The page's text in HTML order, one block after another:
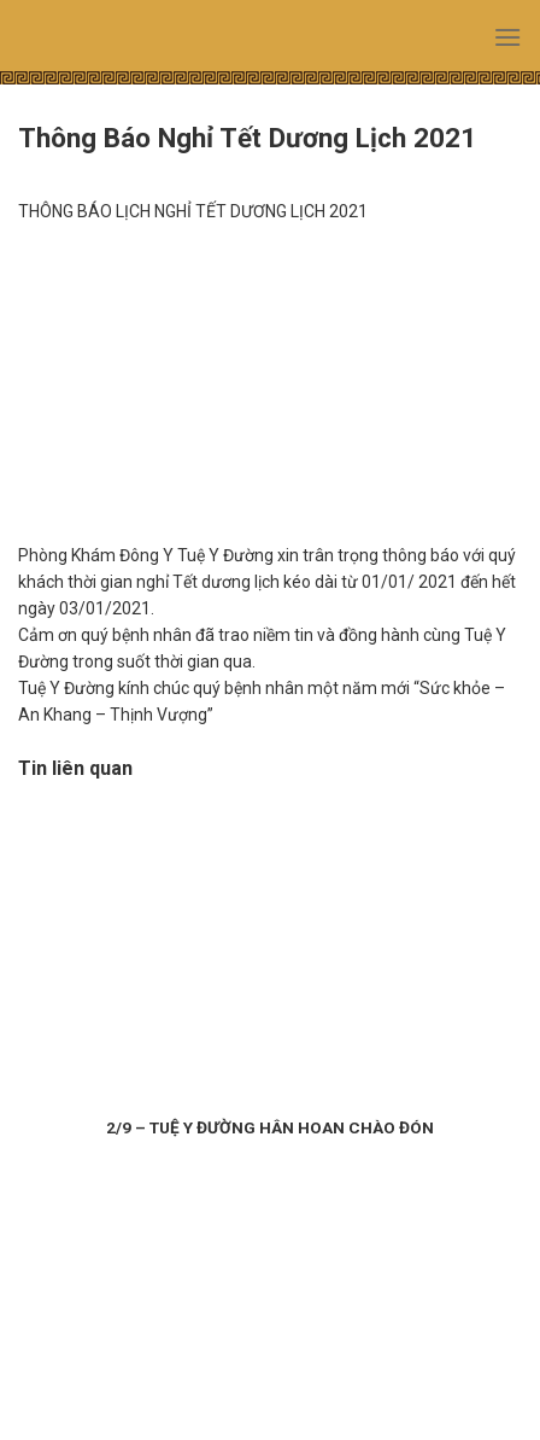
content
Thông Báo Nghỉ Tết Dương Lịch 2021
THÔNG BÁO LỊCH NGHỈ TẾT DƯƠNG LỊCH 2021
Phòng Khám Đông Y Tuệ Y Đường xin trân trọng thông báo với quý
khách thời gian nghỉ Tết dương lịch kéo dài từ 01/01/ 2021 đến hết
ngày 03/01/2021.
Cảm ơn quý bệnh nhân đã trao niềm tin và đồng hành cùng Tuệ Y
Đường trong suốt thời gian qua.
Tuệ Y Đường kính chúc quý bệnh nhân một năm mới “Sức khỏe –
An Khang – Thịnh Vượng”
Tin liên quan
2/9 – TUỆ Y ĐƯỜNG HÂN HOAN CHÀO ĐÓN